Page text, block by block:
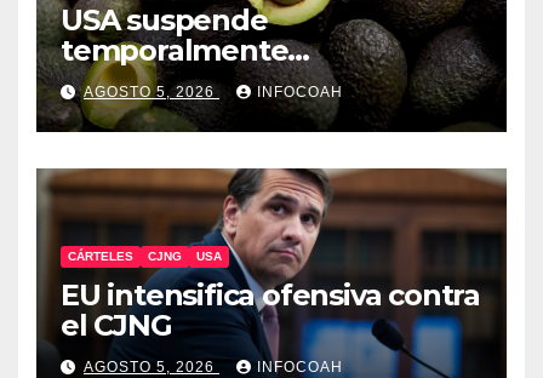
USA suspende
temporalmente
exportaciones de aguacate
michoacano
AGOSTO 5, 2026 INFOCOAH
CÁRTELES CJNG USA
EU intensifica ofensiva contra
el CJNG
AGOSTO 5, 2026 INFOCOAH